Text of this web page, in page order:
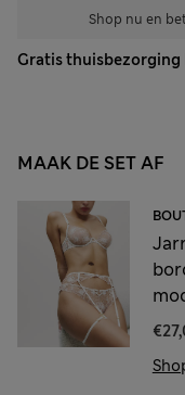
Shop nu en
Gratis thuisbezorging
MAAK DE SET AF